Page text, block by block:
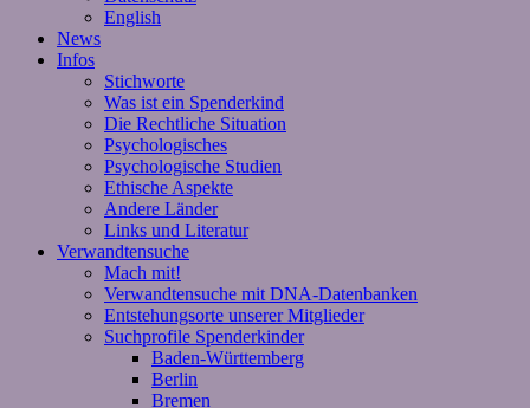
English
News
Infos
Stichworte
Was ist ein Spenderkind
Die Rechtliche Situation
Psychologisches
Psychologische Studien
Ethische Aspekte
Andere Länder
Links und Literatur
Verwandtensuche
Mach mit!
Verwandtensuche mit DNA-Datenbanken
Entstehungsorte unserer Mitglieder
Suchprofile Spenderkinder
Baden-Württemberg
Berlin
Bremen